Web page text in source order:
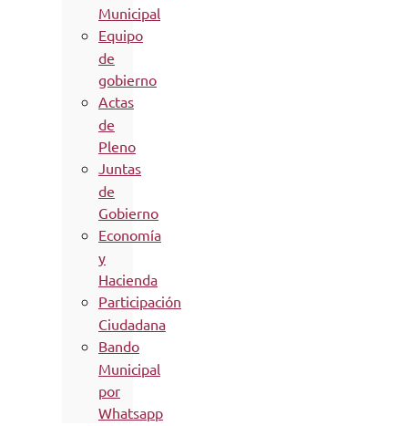
Municipal
Equipo
de
gobierno
Actas
de
Pleno
Juntas
de
Gobierno
Economía
y
Hacienda
Participación
Ciudadana
Bando
Municipal
por
Whatsapp